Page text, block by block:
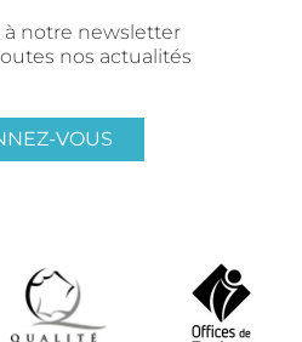
notre newsletter
nos actualités
VOUS